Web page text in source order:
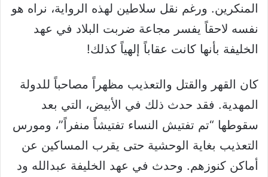
المنكرين. ورغم نقل سلاطين لهذه الرواية، نراه هو
نفسه لاحقاً يفسر مجاعة ضربت البلاد في عهد
الخليفة بأنها كانت عقاباً إلهياً كذلك!
كان القهر والقتل والتعذيب مظهراً مصاحباً للدولة
المهدية. فقد حدث ذلك في الأبيض، التي بعد
سقوطها “تم تفتيش النساء تفتيشاً منفراً”، ومورس
التعذيب بغاية الوحشية حتى يقرب المساكين عن
أماكن كنوزهم. وحدث في عهد الخليفة عبدالله ود